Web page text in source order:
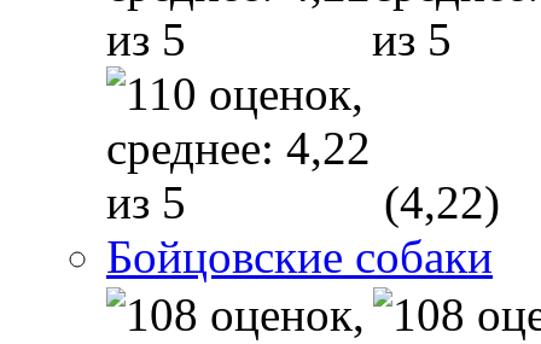
(4,22)
Бойцовские собаки